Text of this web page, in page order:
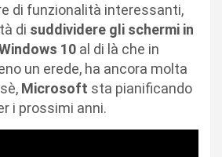
di funzionalità interessanti,
di suddividere gli schermi in
10 al di là che in
un erede, ha ancora molta
Microsoft sta pianificando
i prossimi anni.